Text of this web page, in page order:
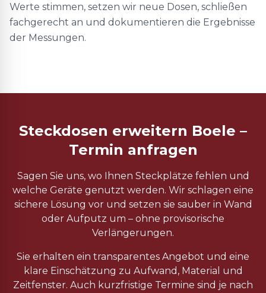
Werte stimmen, setzen wir neue Dosen, schließen
fachgerecht an und dokumentieren die Ergebnisse
der Messungen.
Steckdosen erweitern Boele –
Termin anfragen
Sagen Sie uns, wo Ihnen Steckplätze fehlen und
welche Geräte genutzt werden. Wir schlagen eine
sichere Lösung vor und setzen sie sauber in Wand
oder Aufputz um – ohne provisorische
Verlängerungen.
Sie erhalten ein transparentes Angebot und eine
klare Einschätzung zu Aufwand, Material und
Zeitfenster. Auch kurzfristige Termine sind je nach